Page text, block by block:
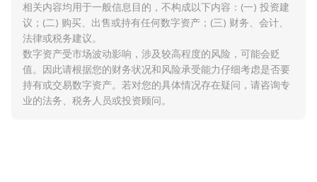
相关内容均用于一般信息目的，不构成以下内容：(一) 投资建
议；(二) 购买、出售或持有任何数字资产；(三) 财务、会计、
法律或税务建议。
数字资产受市场波动影响，涉及较高程度的风险，可能会贬
值。因此请根据您的财务状况和风险承受能力仔细考虑是否要
持有或交易数字资产。若对您的具体情况存在疑问，请咨询专
业的法务、税务人员或投资顾问。